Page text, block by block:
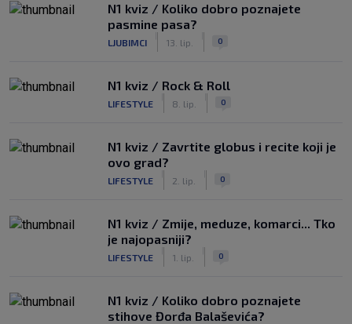
N1 kviz / Koliko dobro poznajete
pasmine pasa?
LJUBIMCI 13. lip. 0
N1 kviz / Rock & Roll
LIFESTYLE 8. lip. 0
N1 kviz / Zavrtite globus i recite koji je
ovo grad?
LIFESTYLE 2. lip. 0
N1 kviz / Zmije, meduze, komarci... Tko
je najopasniji?
LIFESTYLE 1. lip. 0
N1 kviz / Koliko dobro poznajete
stihove Đorđa Balaševića?